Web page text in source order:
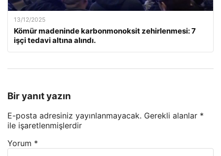
13/12/2025
Kömür madeninde karbonmonoksit zehirlenmesi: 7
işçi tedavi altına alındı.
Bir yanıt yazın
E-posta adresiniz yayınlanmayacak. Gerekli alanlar *
ile işaretlenmişlerdir
Yorum *